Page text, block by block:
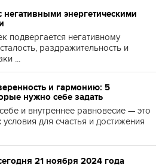
негативными энергетическими
подвергается негативному
раздражительность и
...
и гармонию: 5
нужно себе задать
и внутреннее равновесие — это
для счастья и достижения
21 ноября 2024 года